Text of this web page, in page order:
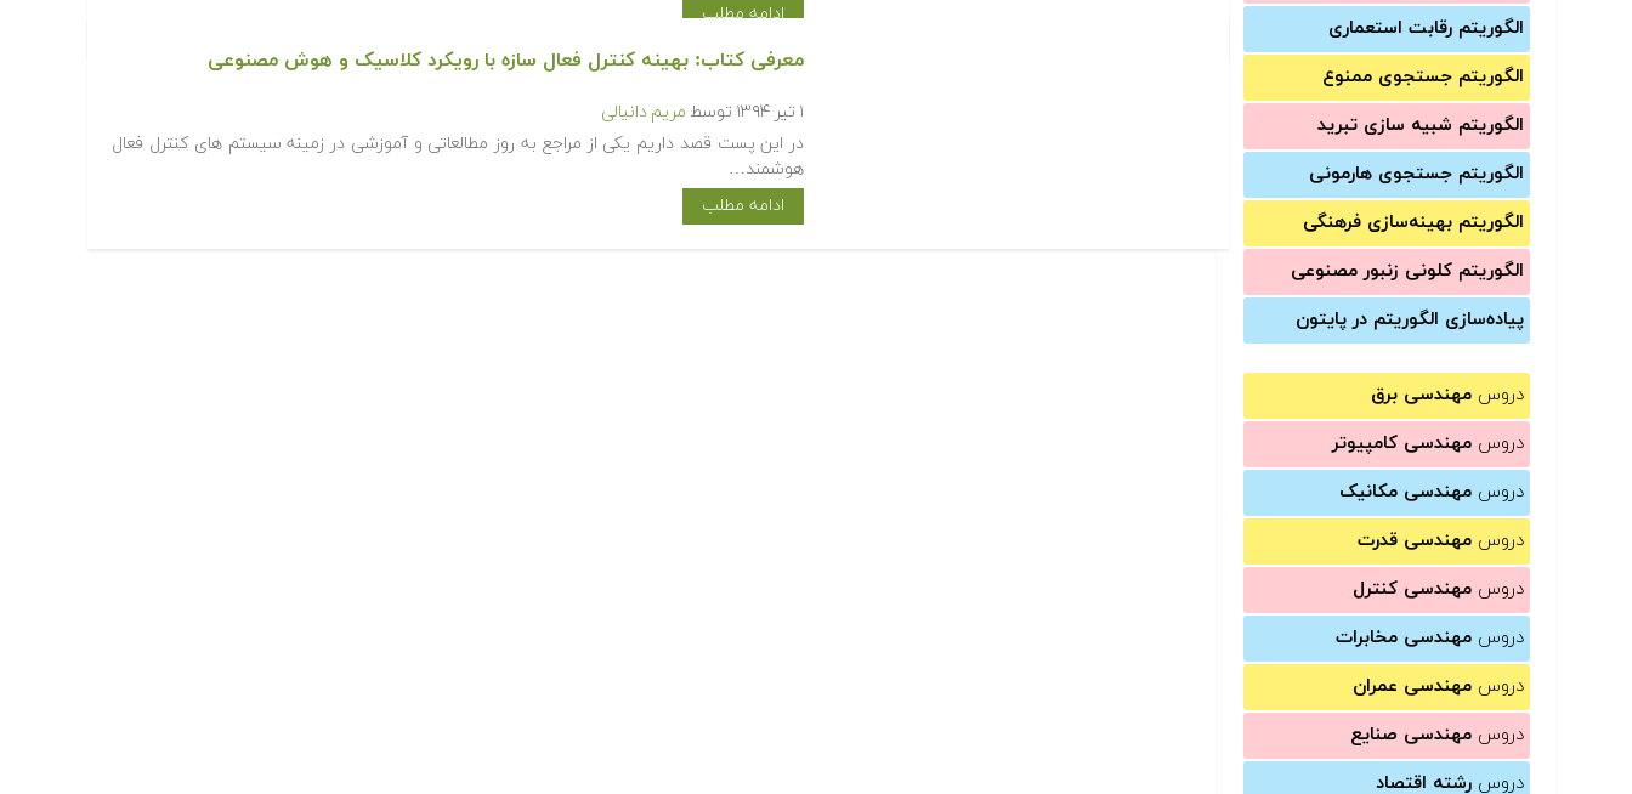
الگوریتم رقابت استعماری
الگوریتم جستجوی ممنوع
الگوریتم شبیه سازی تبرید
الگوریتم جستجوی هارمونی
الگوریتم بهینه‌سازی فرهنگی
الگوریتم کلونی زنبور مصنوعی
پیاده‌سازی الگوریتم در پایتون
دروس مهندسی برق
دروس مهندسی کامپیوتر
دروس مهندسی مکانیک
دروس مهندسی قدرت
دروس مهندسی کنترل
دروس مهندسی مخابرات
دروس مهندسی عمران
دروس مهندسی صنایع
دروس رشته اقتصاد
ادامه مطلب
معرفی کتاب: بهینه کنترل فعال سازه با رویکرد کلاسیک و هوش مصنوعی
۱ تیر ۱۳۹۴ توسط مریم دانیالی
در این پست قصد داریم یکی از مراجع به روز مطالعاتی و آموزشی در زمینه سیستم های کنترل فعال
هوشمند…
ادامه مطلب